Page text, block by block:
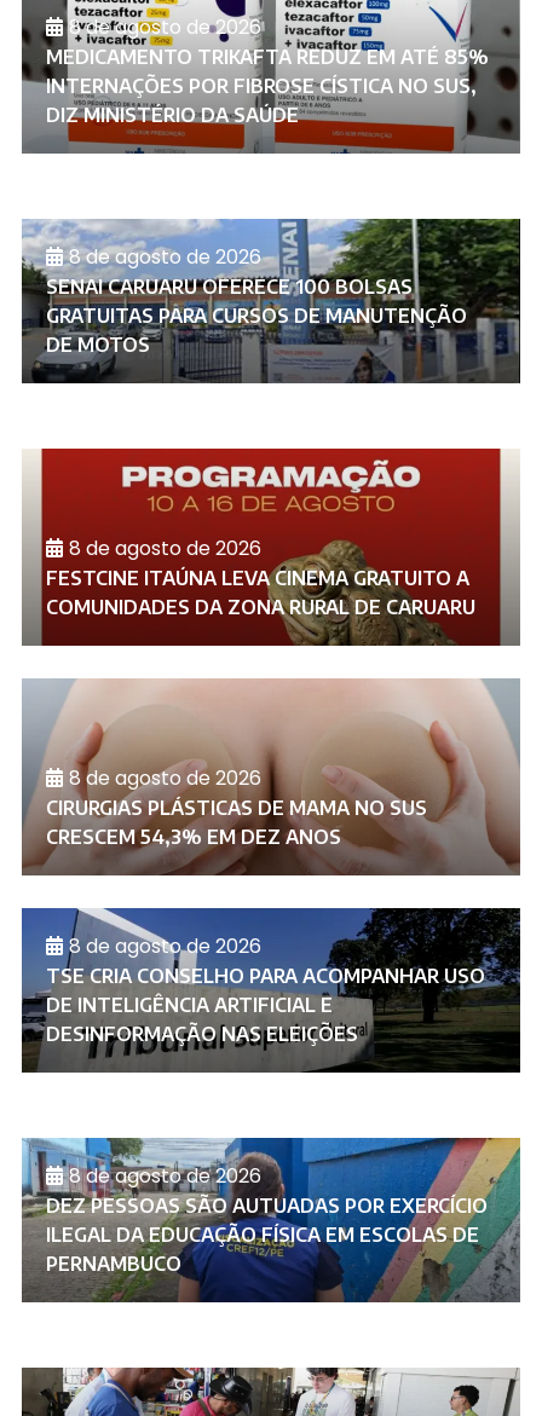
8 de agosto de 2026
MEDICAMENTO TRIKAFTA REDUZ EM ATÉ 85%
INTERNAÇÕES POR FIBROSE CÍSTICA NO SUS,
DIZ MINISTÉRIO DA SAÚDE
8 de agosto de 2026
SENAI CARUARU OFERECE 100 BOLSAS
GRATUITAS PARA CURSOS DE MANUTENÇÃO
DE MOTOS
8 de agosto de 2026
FESTCINE ITAÚNA LEVA CINEMA GRATUITO A
COMUNIDADES DA ZONA RURAL DE CARUARU
8 de agosto de 2026
CIRURGIAS PLÁSTICAS DE MAMA NO SUS
CRESCEM 54,3% EM DEZ ANOS
8 de agosto de 2026
TSE CRIA CONSELHO PARA ACOMPANHAR USO
DE INTELIGÊNCIA ARTIFICIAL E
DESINFORMAÇÃO NAS ELEIÇÕES
8 de agosto de 2026
DEZ PESSOAS SÃO AUTUADAS POR EXERCÍCIO
ILEGAL DA EDUCAÇÃO FÍSICA EM ESCOLAS DE
PERNAMBUCO